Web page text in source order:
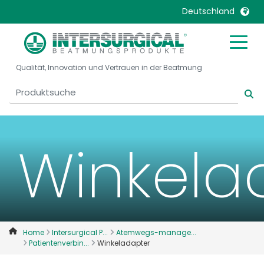
Deutschland
United Kingdom
United States
Canada, English
Canada, Français
Denmark
Deutschland
Italia
Mexico
Nederlands
Norway
Qualität, Innovation und Vertrauen in der Beatmung
Home Intersurgical P...
Atemwegs-manage...
Patientenverbin...
Winkeladapter